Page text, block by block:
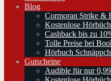
Blog
Cormoran Strike &
Kostenlose
Cashback bis zu
Tolle Preise bei
Hörbuch
Gutscheine
Audible für nur